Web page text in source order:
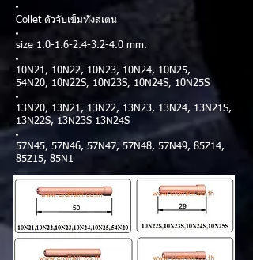
Collet ตัวจับเข็มทังสเตน​
size 1.0-1.6-2.4-3.2-4.0 mm.
10N21, 10N22, 10N23, 10N24, 10N25,
54N20, 10N22S, 10N23S, 10N24S, 10N25S
13N20, 13N21, 13N22, 13N23, 13N24, 13N21S,
13N22S, 13N23S 13N24S
57N45, 57N46, 57N47, 57N48, 57N49, 85Z14,
85Z15, 85N1